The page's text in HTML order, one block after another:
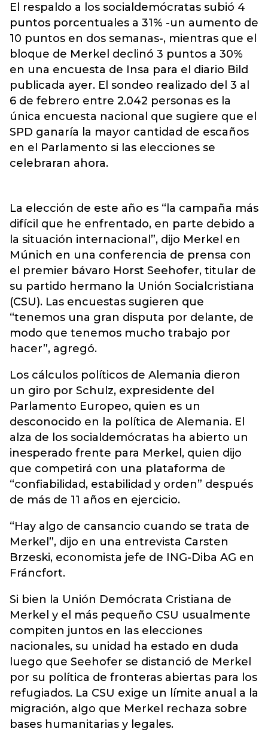
El respaldo a los socialdemócratas subió 4
puntos porcentuales a 31% -un aumento de
10 puntos en dos semanas-, mientras que el
bloque de Merkel declinó 3 puntos a 30%
en una encuesta de Insa para el diario Bild
publicada ayer. El sondeo realizado del 3 al
6 de febrero entre 2.042 personas es la
única encuesta nacional que sugiere que el
SPD ganaría la mayor cantidad de escaños
en el Parlamento si las elecciones se
celebraran ahora.
La elección de este año es “la campaña más
difícil que he enfrentado, en parte debido a
la situación internacional”, dijo Merkel en
Múnich en una conferencia de prensa con
el premier bávaro Horst Seehofer, titular de
su partido hermano la Unión Socialcristiana
(CSU). Las encuestas sugieren que
“tenemos una gran disputa por delante, de
modo que tenemos mucho trabajo por
hacer”, agregó.
Los cálculos políticos de Alemania dieron
un giro por Schulz, expresidente del
Parlamento Europeo, quien es un
desconocido en la política de Alemania. El
alza de los socialdemócratas ha abierto un
inesperado frente para Merkel, quien dijo
que competirá con una plataforma de
“confiabilidad, estabilidad y orden” después
de más de 11 años en ejercicio.
“Hay algo de cansancio cuando se trata de
Merkel”, dijo en una entrevista Carsten
Brzeski, economista jefe de ING-Diba AG en
Fráncfort.
Si bien la Unión Demócrata Cristiana de
Merkel y el más pequeño CSU usualmente
compiten juntos en las elecciones
nacionales, su unidad ha estado en duda
luego que Seehofer se distanció de Merkel
por su política de fronteras abiertas para los
refugiados. La CSU exige un límite anual a la
migración, algo que Merkel rechaza sobre
bases humanitarias y legales.